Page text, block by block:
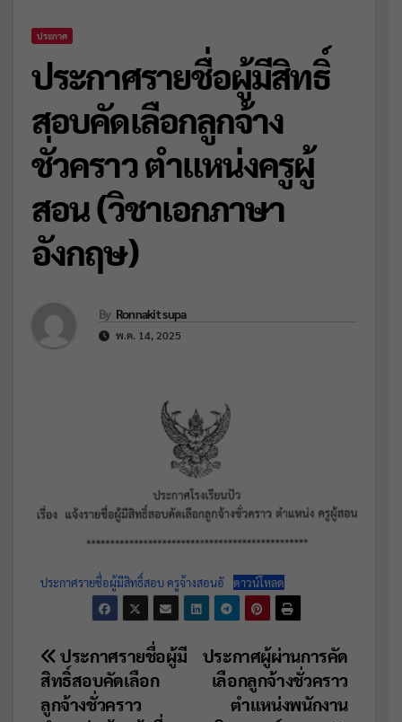
ประกาศ
ประกาศรายชื่อผู้มีสิทธิ์
สอบคัดเลือกลูกจ้าง
ชั่วคราว ตำแหน่งครูผู้
สอน (วิชาเอกภาษา
อังกฤษ)
By Ronnakit supa
พ.ค. 14, 2025
ประกาศรายชื่อผู้มีสิทธิ์สอบ ครูจ้างสอนอั ดาวน์โหลด
แนะแนว
เรื่อง
ประกาศผู้ผ่านการคัด
เลือกลูกจ้างชั่วคราว
ตำแหน่งพนักงาน
ประกาศรายชื่อผู้มี
สิทธิ์สอบคัดเลือก
ลูกจ้างชั่วคราว